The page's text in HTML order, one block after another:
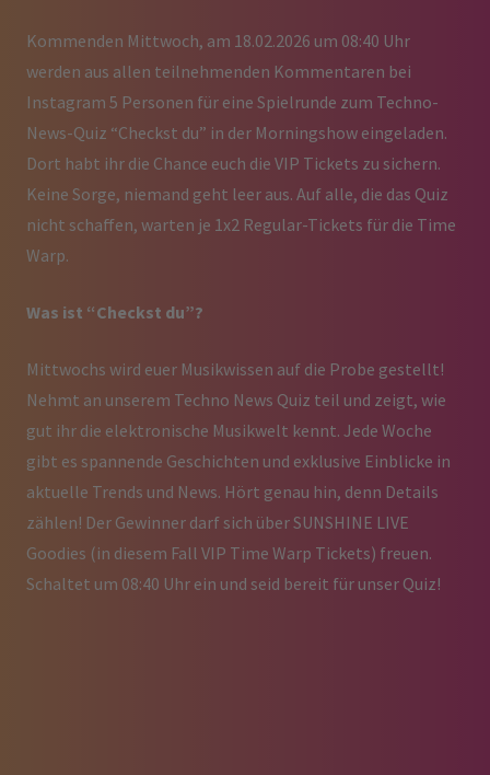
Kommenden Mittwoch, am 18.02.2026 um 08:40 Uhr
werden aus allen teilnehmenden Kommentaren bei
Instagram 5 Personen für eine Spielrunde zum Techno-
News-Quiz “Checkst du” in der Morningshow eingeladen.
Dort habt ihr die Chance euch die VIP Tickets zu sichern.
Keine Sorge, niemand geht leer aus. Auf alle, die das Quiz
nicht schaffen, warten je 1x2 Regular-Tickets für die Time
Warp.
Was ist “Checkst du”?
Mittwochs wird euer Musikwissen auf die Probe gestellt!
Nehmt an unserem Techno News Quiz teil und zeigt, wie
gut ihr die elektronische Musikwelt kennt. Jede Woche
gibt es spannende Geschichten und exklusive Einblicke in
aktuelle Trends und News. Hört genau hin, denn Details
zählen! Der Gewinner darf sich über SUNSHINE LIVE
Goodies (in diesem Fall VIP Time Warp Tickets) freuen.
Schaltet um 08:40 Uhr ein und seid bereit für unser Quiz!